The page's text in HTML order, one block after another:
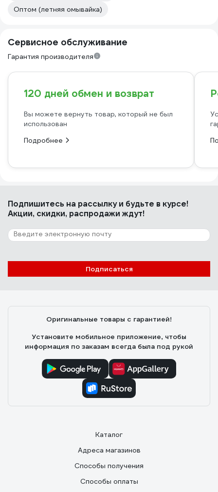
Оптом (летняя омывайка)
Сервисное обслуживание
Гарантия производителя
120 дней обмен и возврат
Вы можете вернуть товар, который не был
использован
Подробнее
Подпишитесь на рассылкуи будьте в курсе!
Акции, скидки, распродажи ждут!
Подписаться
Оригинальные товары с гарантией!
Установите мобильное приложение, чтобы
информация по заказам всегда была под рукой
Каталог
Адреса магазинов
Способы получения
Способы оплаты